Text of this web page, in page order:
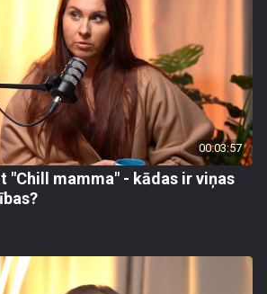
00:03:57
"Chill mamma" - kādas ir viņas